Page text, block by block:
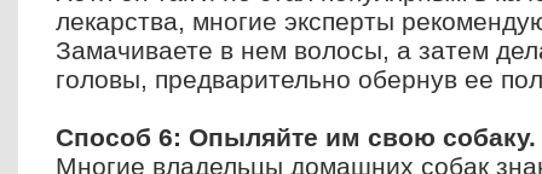
лекарства, многие эксперты
Замачиваете в нем волосы, а затем
головы, предварительно обернув ее
Способ 6: Опыляйте им свою собаку.
Многие владельцы домашних собак